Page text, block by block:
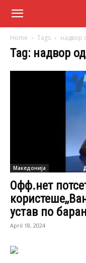
Home Tags надвор
Tag: надвор
Македонија
Офф.нет
устав по
April 18, 2024